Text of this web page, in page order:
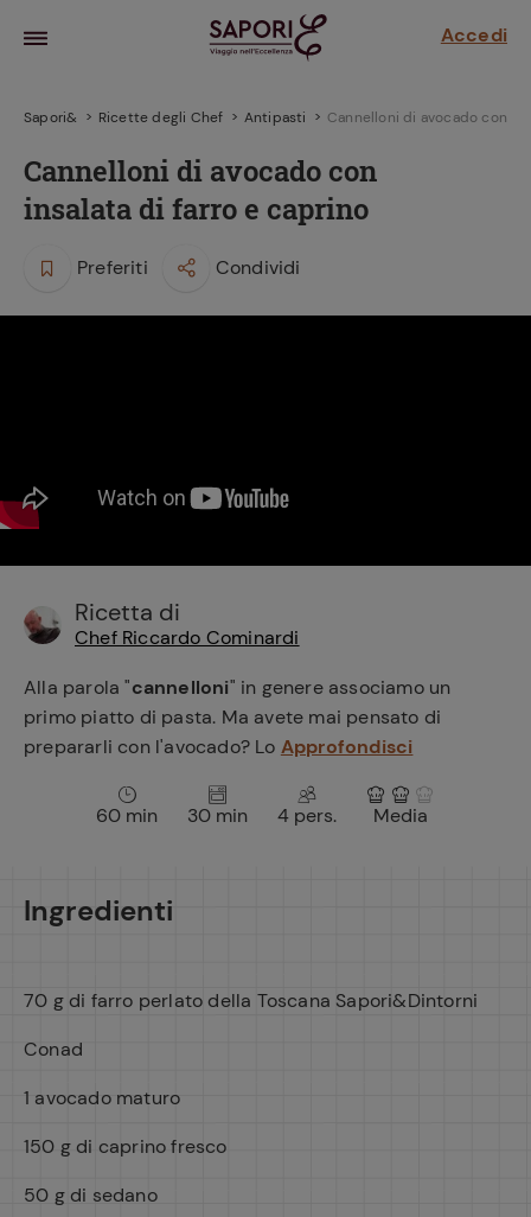
Accedi
ricetta
il
Sapori& Ricette degli Chef Antipasti Cannelloni di avocado con
Cannelloni di avocado con
insalata di farro e caprino
Preferiti Condividi
Ricetta di
Chef Riccardo Cominardi
Alla parola "cannelloni" in genere associamo un
primo piatto di pasta. Ma avete mai pensato di
prepararli con l'avocado? Lo Approfondisci
60 min 30 min 4 pers. Media
Ingredienti
70 g di farro perlato della Toscana Sapori&Dintorni
Conad
1 avocado maturo
150 g di caprino fresco
50 g di sedano